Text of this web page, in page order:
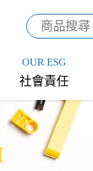
OUR ESG
社會責任